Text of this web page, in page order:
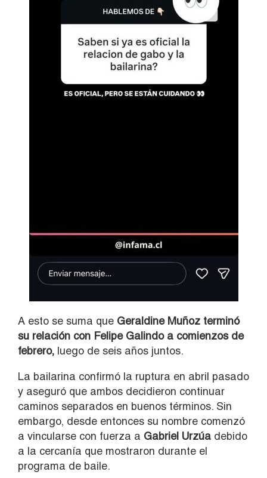
A esto se suma que Geraldine Muñoz terminó
su relación con Felipe Galindo a comienzos de
febrero, luego de seis años juntos.
La bailarina confirmó la ruptura en abril pasado
y aseguró que ambos decidieron continuar
caminos separados en buenos términos. Sin
embargo, desde entonces su nombre comenzó
a vincularse con fuerza a Gabriel Urzúa debido
a la cercanía que mostraron durante el
programa de baile.